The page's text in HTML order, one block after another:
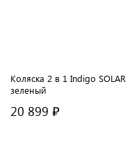
Коляска 2 в 1 Indigo SOLAR
зеленый
20 899 ₽